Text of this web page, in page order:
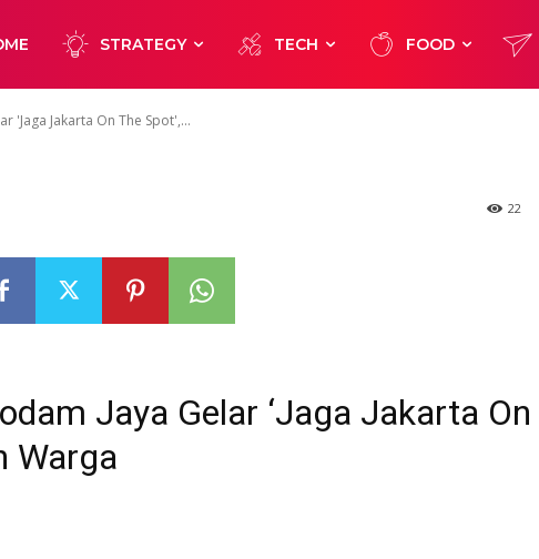
STRATEGY TECH FOOD
'Jaga Jakarta On The Spot',...
Warga
22
Jaya Gelar ‘Jaga Jakarta On
Warga